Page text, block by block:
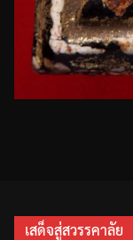
เสด็จสู่สวรรคาลัย